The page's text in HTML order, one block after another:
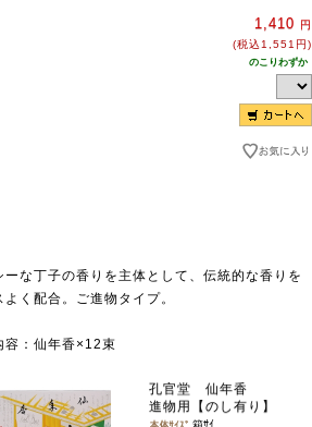
1,410
円
(税込1,551円)
のこりわずか
ーな丁子の香りを主体として、伝統的な香りを
よく配合。ご進物タイプ。
容：仙年香×12束
孔官堂 仙年香
進物用【のし有り】
箱ｻｲ